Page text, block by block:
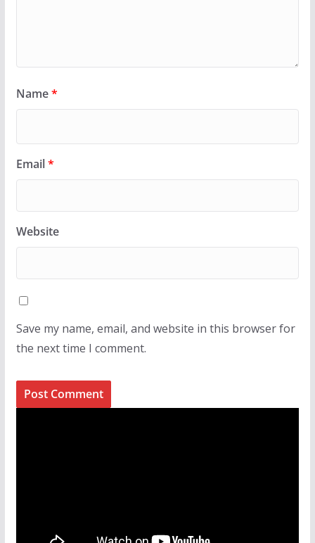
Name*
Email*
Website
Save my name, email, and website in this browser for
the next time I comment.